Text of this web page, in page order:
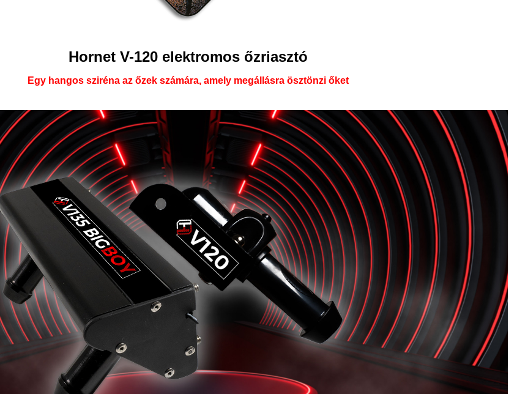
Hornet V-120 elektromos őzriasztó
Egy hangos sziréna az őzek számára, amely megállásra ösztönzi őket